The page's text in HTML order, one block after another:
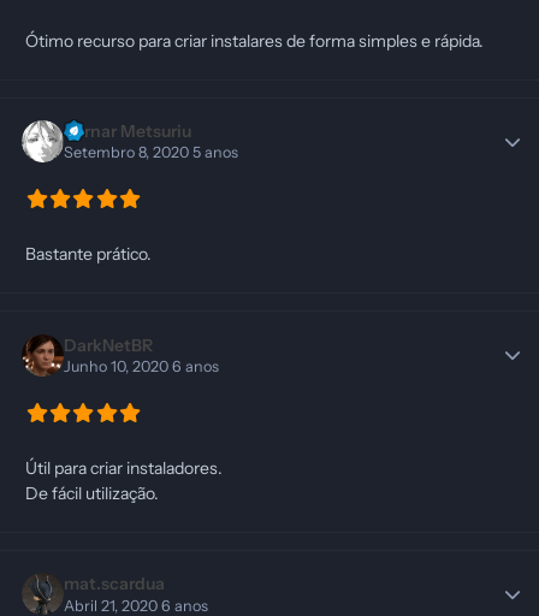
Ótimo recurso para criar instalares de forma simples e rápida.
Bernar Metsuriu
Setembro 8, 20205 anos
Bastante prático.
DarkNetBR
Junho 10, 20206 anos
Útil para criar instaladores.
De fácil utilização.
mat.scardua
Abril 21, 20206 anos